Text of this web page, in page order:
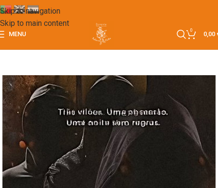
Skip to navigation
Skip to main content
MENU
0
0,00